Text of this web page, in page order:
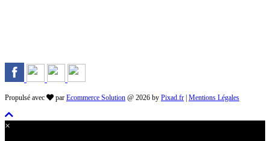
Propulsé avec par Ecommerce Solution @ 2026 by Pixad.fr Mentions Légales
×